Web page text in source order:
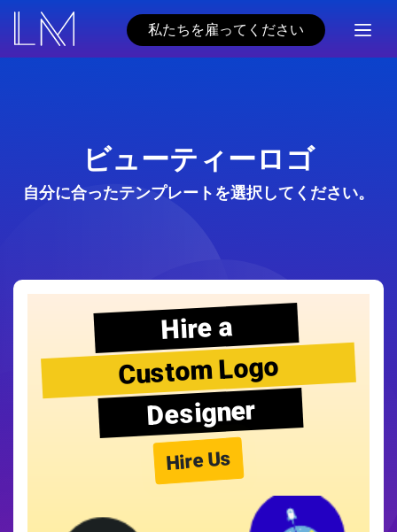
私たちを雇ってください
ビューティーロゴ
自分に合ったテンプレートを選択してください。
Hire a
Custom Logo
Designer
Hire Us